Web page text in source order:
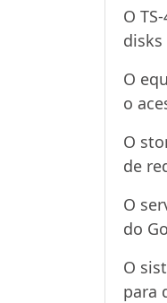
O
disks
O
o
O
de
O
do
O
para